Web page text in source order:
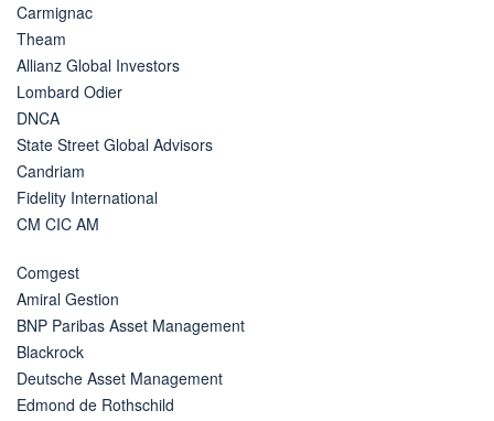
Carmignac
Theam
Allianz Global Investors
Lombard Odier
DNCA
State Street Global Advisors
Candriam
Fidelity International
CM CIC AM
Comgest
Amiral Gestion
BNP Paribas Asset Management
Blackrock
Deutsche Asset Management
Edmond de Rothschild